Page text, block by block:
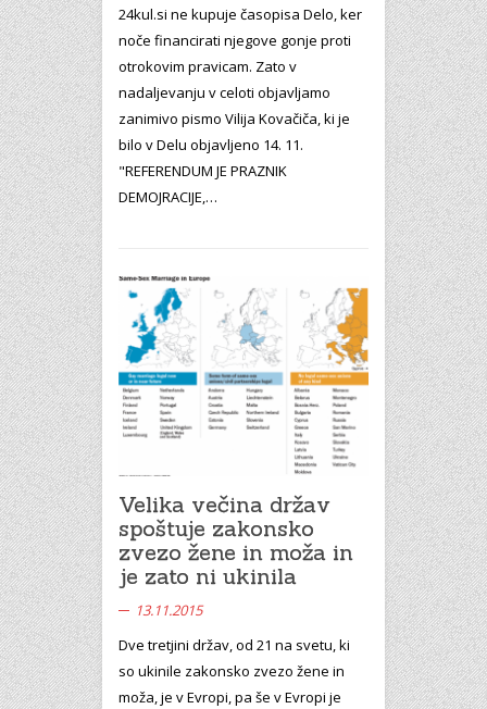
24kul.si ne kupuje časopisa Delo, ker
noče financirati njegove gonje proti
otrokovim pravicam. Zato v
nadaljevanju v celoti objavljamo
zanimivo pismo Vilija Kovačiča, ki je
bilo v Delu objavljeno 14. 11.
"REFERENDUM JE PRAZNIK
DEMOJRACIJE,…
Velika večina držav
spoštuje zakonsko
zvezo žene in moža in
je zato ni ukinila
13.11.2015
Dve tretjini držav, od 21 na svetu, ki
so ukinile zakonsko zvezo žene in
moža, je v Evropi, pa še v Evropi je